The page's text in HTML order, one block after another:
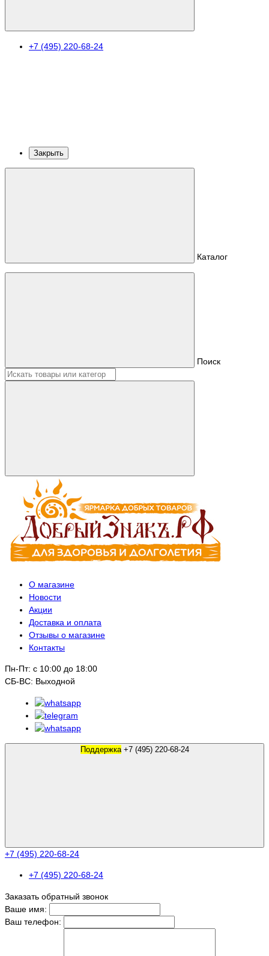
+7 (495) 220-68-24
Закрыть
Каталог
Поиск
О магазине
Новости
Акции
Доставка и оплата
Отзывы о магазине
Контакты
Пн-Пт: с 10:00 до 18:00
СБ-ВС: Выходной
Поддержка +7 (495) 220-68-24
+7 (495) 220-68-24
+7 (495) 220-68-24
Заказать обратный звонок
Ваше имя:
Ваш телефон: